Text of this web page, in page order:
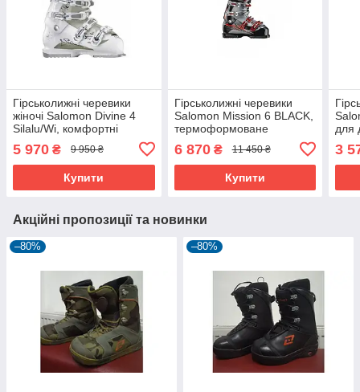
Гірськолижні черевики
жіночі Salomon Divine 4
Silalu/Wi, комфортні
внутрішні черевики X Fit
Fusion, жорсткість 45
5 970 ₴ 9 950 ₴
Купити
Гірськолижні черевики
Salomon Mission 6 BLACK,
термоформоване
Fusion.
6 870₴ 11 450 ₴
Купити
для
3
Акційні пропозиції та новинки
–80% –80%